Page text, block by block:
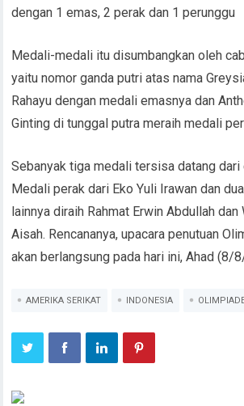
dengan 1 emas, 2 perak dan 1 perunggu
Medali-medali itu disumbangkan oleh
yaitu nomor ganda putri atas nama
Rahayu dengan medali emasnya dan
Ginting di tunggal putra meraih medali
Sebanyak tiga medali tersisa datang dari
Medali perak dari Eko Yuli Irawan dan
lainnya diraih Rahmat Erwin Abdullah dan
Aisah. Rencananya, upacara penutuan
akan berlangsung pada hari ini, Ahad (8/
AMERIKA SERIKAT INDONESIA